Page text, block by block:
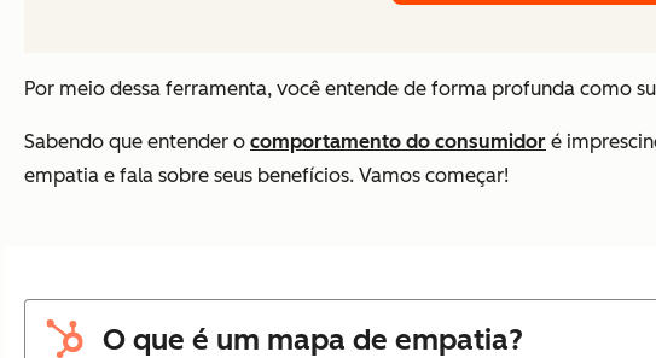
Por meio dessa ferramenta, você entende de forma profunda como
Sabendo que entender o comportamento do consumidor é
empatia e fala sobre seus benefícios. Vamos começar!
O que é um mapa de empatia?